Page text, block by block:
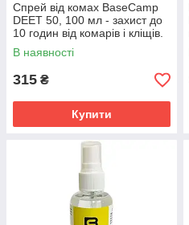
Спрей від комах BaseCamp
DEET 50, 100 мл - захист до
10 годин від комарів і кліщів.
В наявності
315 ₴
Купити